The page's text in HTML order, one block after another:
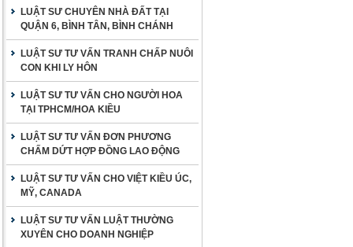
LUẬT SƯ CHUYÊN NHÀ ĐẤT TẠI
QUẬN 6, BÌNH TÂN, BÌNH CHÁNH
LUẬT SƯ TƯ VẤN TRANH CHẤP NUÔI
CON KHI LY HÔN
LUẬT SƯ TƯ VẤN CHO NGƯỜI HOA
TẠI TPHCM/HOA KIỀU
LUẬT SƯ TƯ VẤN ĐƠN PHƯƠNG
CHẤM DỨT HỢP ĐỒNG LAO ĐỘNG
LUẬT SƯ TƯ VẤN CHO VIỆT KIỀU ÚC,
MỸ, CANADA
LUẬT SƯ TƯ VẤN LUẬT THƯỜNG
XUYÊN CHO DOANH NGHIỆP